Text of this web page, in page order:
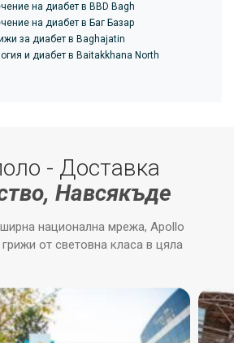
на диабет в BBD Bagh
на диабет в Баг Базар
за диабет в Baghajatin
и диабет в Baitakkhana North
- Доставка
Навсякъде
национална мрежа, Apollo
от световна класа в цяла